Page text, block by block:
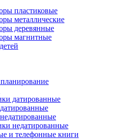
пластиковые
металлические
деревянные
магнитные
датированные
недатированные
и телефонные книги